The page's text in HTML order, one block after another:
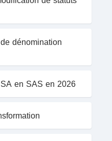
dénomination
en SAS en 2026